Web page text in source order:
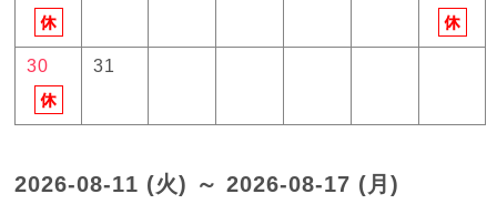
30 31
2026-08-11 (火) ～ 2026-08-17 (月)